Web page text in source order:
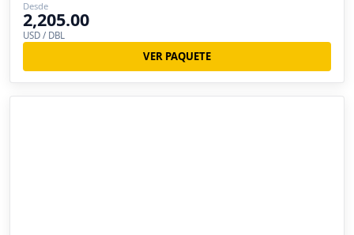
Desde
2,205.00
USD / DBL
VER PAQUETE